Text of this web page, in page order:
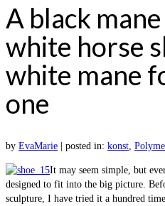
A black
white horse
white mane
one
by EvaMarie posted in: konst,
It may seem simple, but
designed to fit into the big picture.
sculpture, I have tried it a hundred